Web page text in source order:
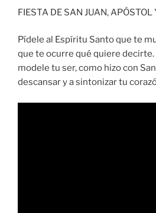
FIESTA DE SAN JUAN,
Pídele al Espíritu Santo que te
que te ocurre qué quiere
modele tu ser, como hizo con
descansar y a sintonizar tu